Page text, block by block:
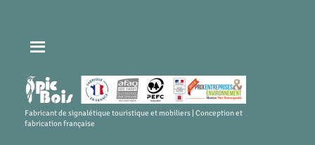
Fabricant de signalétique touristique et mobiliers | Conception et
fabrication française